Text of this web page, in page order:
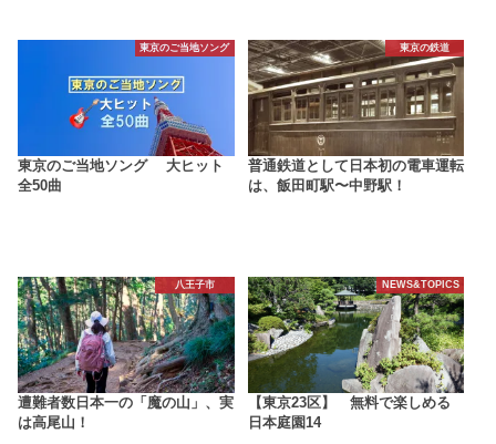
東京のご当地ソング
東京のご当地ソング 大ヒット
全50曲
東京の鉄道
普通鉄道として日本初の電車運転
は、飯田町駅〜中野駅！
八王子市
遭難者数日本一の「魔の山」、実
は高尾山！
NEWS&TOPICS
【東京23区】 無料で楽しめる
日本庭園14